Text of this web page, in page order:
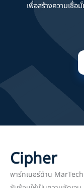
เพื่อสร้างความเชื่
Cipher
พาร์ทเนอร์ด้าน